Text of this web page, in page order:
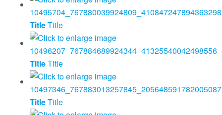
TitleTitle
TitleTitle
TitleTitle